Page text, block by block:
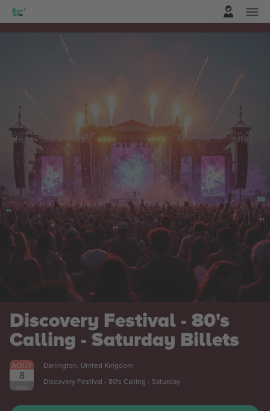
Discovery Festival - 80's
Calling - Saturday Billets
AOÛT
8
SAM.
Darlington, United Kingdom
Discovery Festival - 80's Calling - Saturday